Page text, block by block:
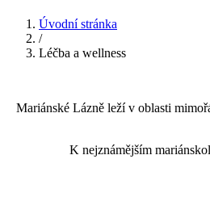
Úvodní stránka
/
Léčba a wellness
Mariánské Lázně leží v oblasti
K nejznámějším